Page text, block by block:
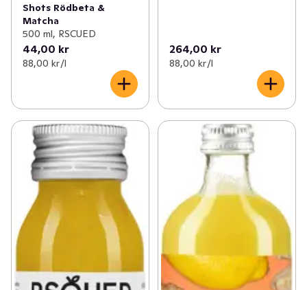
Shots Rödbeta &
Matcha
500 ml, RSCUED
44,00 kr
88,00 kr /l
264,00 kr
88,00 kr /l